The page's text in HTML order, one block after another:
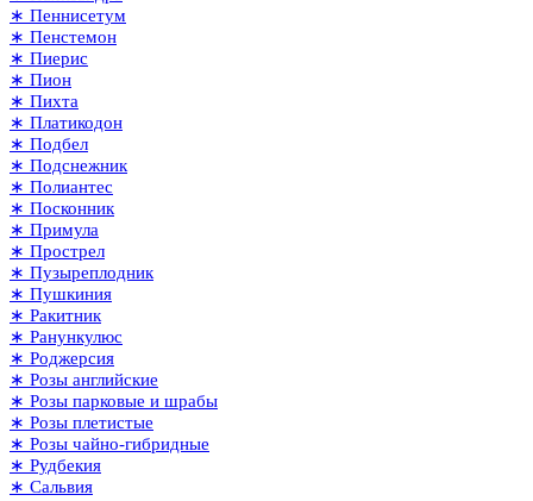
∗ Пеннисетум
∗ Пенстемон
∗ Пиерис
∗ Пион
∗ Пихта
∗ Платикодон
∗ Подбел
∗ Подснежник
∗ Полиантес
∗ Посконник
∗ Примула
∗ Прострел
∗ Пузыреплодник
∗ Пушкиния
∗ Ракитник
∗ Ранункулюс
∗ Роджерсия
∗ Розы английские
∗ Розы парковые и шрабы
∗ Розы плетистые
∗ Розы чайно-гибридные
∗ Рудбекия
∗ Сальвия